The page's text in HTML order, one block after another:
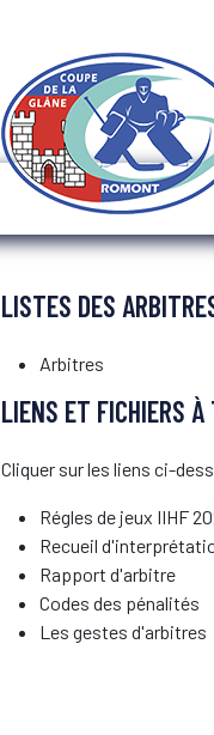
LISTES DES
Arbitres
LIENS ET FICHIERS À
Cliquer sur les liens ci-
Régles de jeux IIHF
Recueil
Rapport d'arbitre
Codes des pénalités
Les gestes d'arbitres